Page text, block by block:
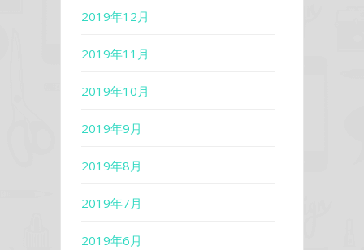
2019年12月
2019年11月
2019年10月
2019年9月
2019年8月
2019年7月
2019年6月